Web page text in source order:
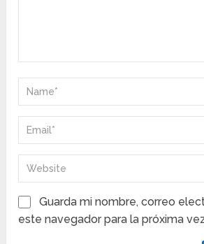
Guarda mi nombre, correo
este navegador para la próxima